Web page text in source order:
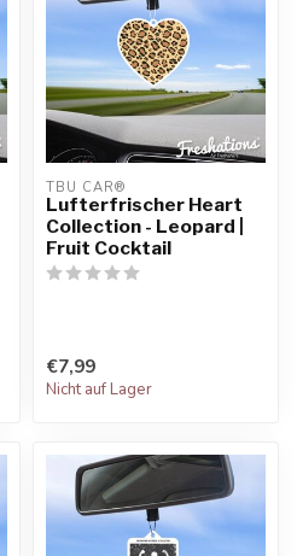
TBU CAR®
Lufterfrischer Heart
Collection - Leopard |
Fruit Cocktail
€7,99
Nicht auf Lager